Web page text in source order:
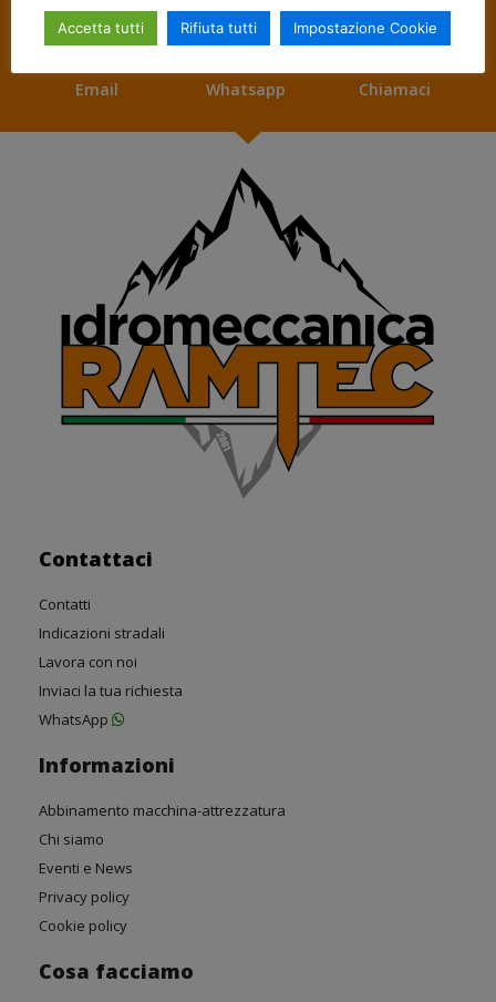
Email Whatsapp Chiamaci
Cosa facciamo
Contattaci
Contatti
Indicazioni stradali
Lavora con noi
Inviaci la tua richiesta
WhatsApp
Informazioni
Abbinamento macchina-attrezzatura
Chi siamo
Eventi e News
Privacy policy
Cookie policy
Accetta tutti Rifiuta tutti Impostazione Cookie